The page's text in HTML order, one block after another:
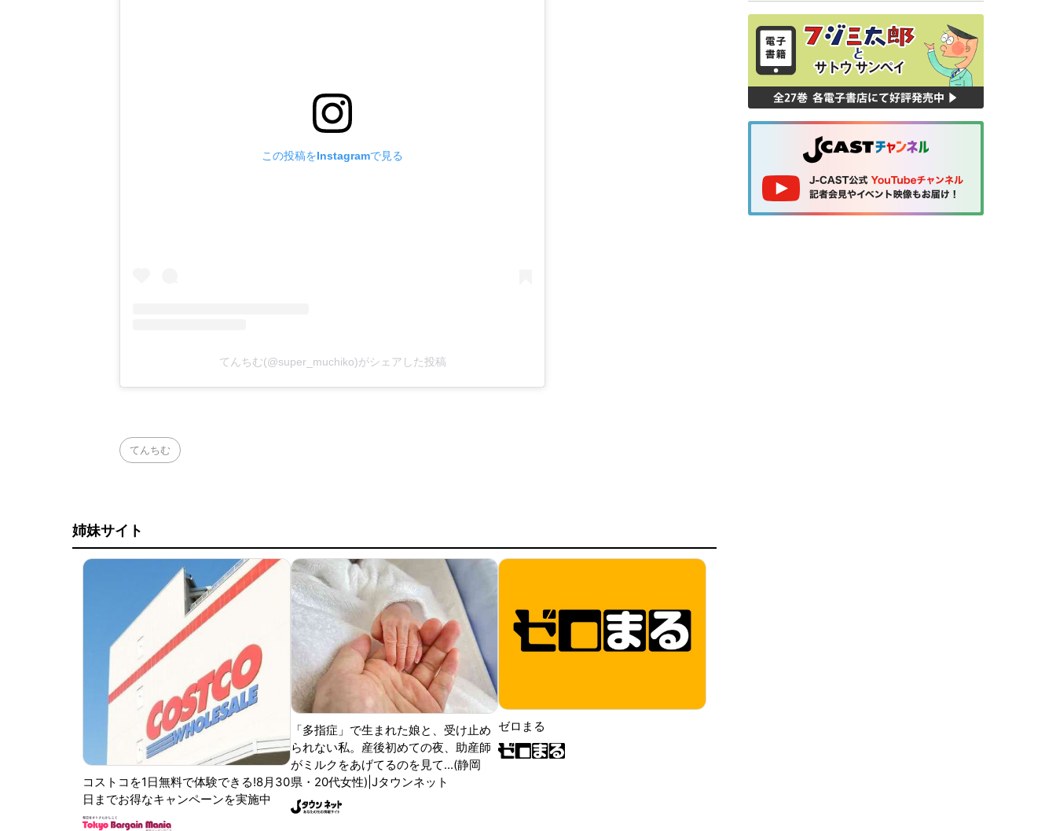
この投稿をInstagramで見る
てんちむ(@super_muchiko)がシェアした投稿
てんちむ
姉妹サイト
コストコを1日無料で体験できる!8月30
日までお得なキャンペーンを実施中
「多指症」で生まれた娘と、受け止め
られない私。産後初めての夜、助産師
がミルクをあげてるのを見て...(静岡
県・20代女性)|Jタウンネット
ゼロまる